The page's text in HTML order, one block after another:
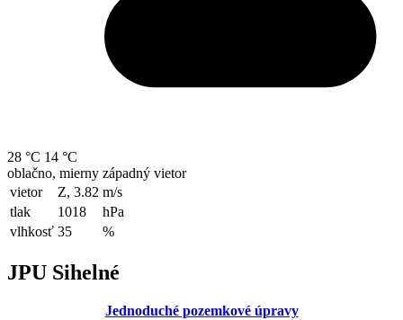
28 °C 14 °C
oblačno, mierny západný vietor
vietor
Z, 3.82 m/s
tlak
1018
hPa
vlhkosť 35 %
JPU Sihelné
Jednoduché pozemkové úpravy